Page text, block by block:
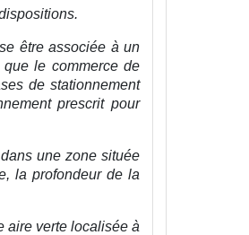
être associée à un
le commerce de
de stationnement
prescrit pour
une zone située
la profondeur de la
aire verte localisée à